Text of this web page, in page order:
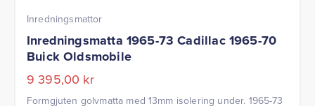
Inredningsmattor
Inredningsmatta 1965-73 Cadillac 1965-70
Buick Oldsmobile
9 395,00 kr
Formgjuten golvmatta med 13mm isolering under. 1965-73